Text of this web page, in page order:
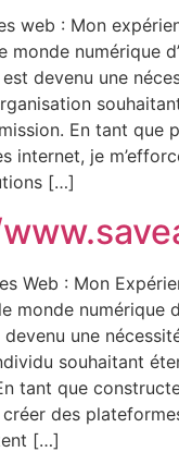
web : Mon
monde numérique
devenu une
En tant que
internet, je
[…]
Web : Mon
monde numérique
une
souhaitant
tant que
créer des
[…]